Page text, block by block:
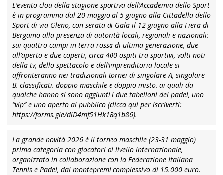
L’evento clou della stagione sportiva dell’Accademia dello Sport
è in programma dal 20 maggio al 5 giugno alla Cittadella dello
Sport di via Gleno, con serata di Gala il 12 giugno alla Fiera di
Bergamo alla presenza di autorità locali, regionali e nazionali:
sui quattro campi in terra rossa di ultima generazione, due
all’aperto e due coperti, circa 400 ospiti tra sportivi, volti noti
della tv, dello spettacolo e dell’imprenditoria locale si
affronteranno nei tradizionali tornei di singolare A, singolare
B, classificati, doppio maschile e doppio misto, ai quali da
qualche hanno si sono aggiunti i due tabelloni del padel, uno
“vip” e uno aperto al pubblico (clicca qui per iscriverti:
https://forms.gle/diD4mf51Hk1Bq1b86).
La grande novità 2026 è il torneo maschile (23-31 maggio)
prima categoria con giocatori di livello internazionale,
organizzato in collaborazione con la Federazione Italiana
Tennis e Padel, dal montepremi complessivo di 15.000 euro.